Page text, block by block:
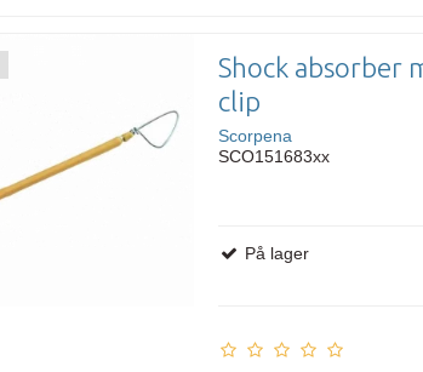
Shock absorber
clip
Scorpena
SCO151683xx
På lager